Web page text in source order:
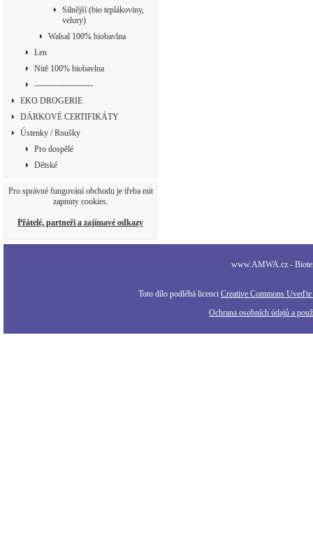
Silnější (bio teplákoviny,
velury)
Walsal 100% biobavlna
Len
Nitě 100% biobavlna
---------------------
EKO DROGERIE
DÁRKOVÉ CERTIFIKÁTY
Ústenky / Roušky
Pro dospělé
Dětské
Pro správné fungování obchodu je třeba mít
zapnuty cookies.
Přátelé, partneři a zajímavé odkazy
www.AMWA.cz -
Toto dílo podléhá licenci Creative Commons
Ochrana osobních údajů a